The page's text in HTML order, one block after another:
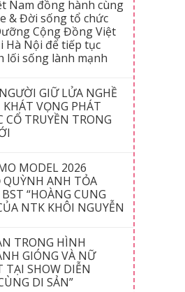
Nam đồng hành cùng
& Đời sống tổ chức
Cộng Đồng Việt
Hà Nội để tiếp tục
lối sống lành mạnh
GIỮ LỬA NGHỀ
VỌNG PHÁT
CỔ TRUYỀN TRONG
MODEL 2026
ANH TỎA
“HOÀNG CUNG
NTK KHÔI NGUYỄN
TRONG HÌNH
GIÓNG VÀ NỮ
TẠI SHOW DIỄN
DI SẢN”